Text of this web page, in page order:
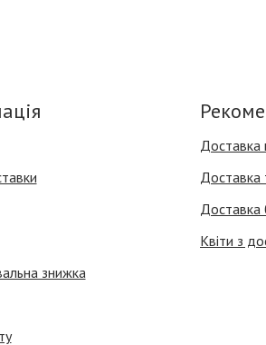
знижка
Доставка
Доставка
Доставка
Квіти з